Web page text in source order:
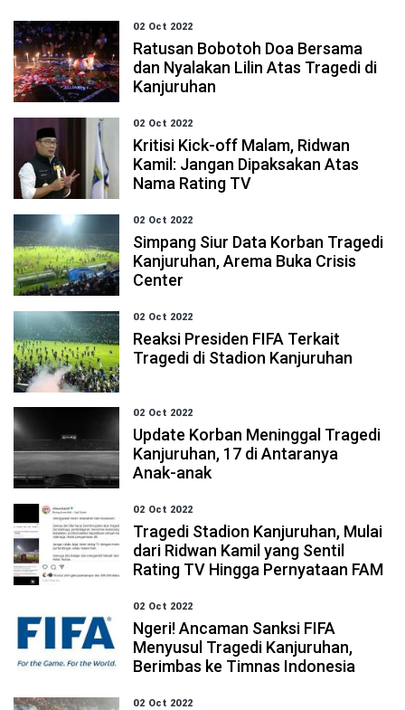
02 Oct 2022
Ratusan Bobotoh Doa Bersama
dan Nyalakan Lilin Atas Tragedi di
Kanjuruhan
02 Oct 2022
Kritisi Kick-off Malam, Ridwan
Kamil: Jangan Dipaksakan Atas
Nama Rating TV
02 Oct 2022
Simpang Siur Data Korban Tragedi
Kanjuruhan, Arema Buka Crisis
Center
02 Oct 2022
Reaksi Presiden FIFA Terkait
Tragedi di Stadion Kanjuruhan
02 Oct 2022
Update Korban Meninggal Tragedi
Kanjuruhan, 17 di Antaranya
Anak-anak
02 Oct 2022
Tragedi Stadion Kanjuruhan, Mulai
dari Ridwan Kamil yang Sentil
Rating TV Hingga Pernyataan FAM
02 Oct 2022
Ngeri! Ancaman Sanksi FIFA
Menyusul Tragedi Kanjuruhan,
Berimbas ke Timnas Indonesia
02 Oct 2022